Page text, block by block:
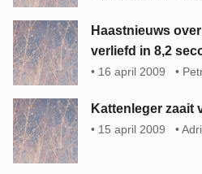
Haastnieuws
verliefd in 8,2
16 april 2009
Kattenleger zaait
15 april 2009